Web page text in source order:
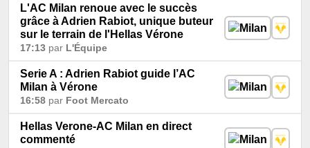
L'AC Milan renoue avec le succès
grâce à Adrien Rabiot, unique buteur
sur le terrain de l'Hellas Vérone
17:13 par L'Équipe
Serie A : Adrien Rabiot guide l’AC
Milan à Vérone
16:58 par Foot Mercato
Hellas Verone-AC Milan en direct
commenté